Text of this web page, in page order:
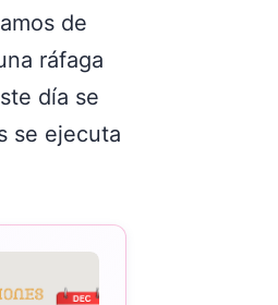
de
ráfaga
día se
se ejecuta